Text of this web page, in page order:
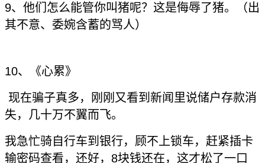
9、他们怎么能管你叫猪呢？这是侮辱了猪。（出
其不意、委婉含蓄的骂人）
10、《心累》
现在骗子真多，刚刚又看到新闻里说储户存款消
失，几十万不翼而飞。
我急忙骑自行车到银行，顾不上锁车，赶紧插卡
输密码查看，还好，8块钱还在，这才松了一口